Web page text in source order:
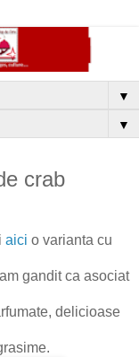
▼
▼
crab
aici o varianta cu
gandit ca asociat
delicioase